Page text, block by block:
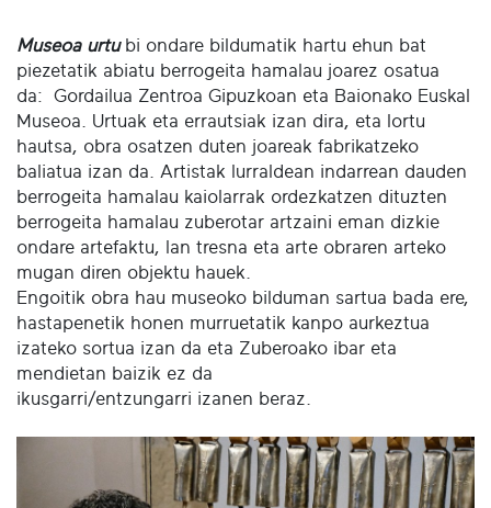
Museoa urtu bi ondare bildumatik hartu ehun bat
piezetatik abiatu berrogeita hamalau joarez osatua
da: Gordailua Zentroa Gipuzkoan eta Baionako Euskal
Museoa. Urtuak eta errautsiak izan dira, eta lortu
hautsa, obra osatzen duten joareak fabrikatzeko
baliatua izan da. Artistak lurraldean indarrean dauden
berrogeita hamalau kaiolarrak ordezkatzen dituzten
berrogeita hamalau zuberotar artzaini eman dizkie
ondare artefaktu, lan tresna eta arte obraren arteko
mugan diren objektu hauek.
Engoitik obra hau museoko bilduman sartua bada ere,
hastapenetik honen murruetatik kanpo aurkeztua
izateko sortua izan da eta Zuberoako ibar eta
mendietan baizik ez da
ikusgarri/entzungarri izanen beraz.